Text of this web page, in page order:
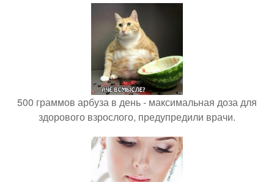
500 граммов арбуза в день - максимальная доза для
здорового взрослого, предупредили врачи.